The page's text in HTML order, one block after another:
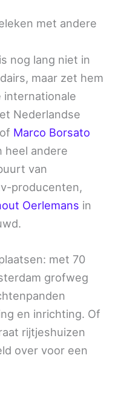
met andere
nog lang niet in
maar zet hem
internationale
Nederlandse
of Marco Borsato
heel andere
van
producenten,
Oerlemans in
met 70
grofweg
en inrichting. Of
rijtjeshuizen
over voor een